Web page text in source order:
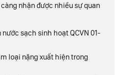
càng nhận được nhiều sự quan
sạch sinh hoạt QCVN 01-
loại nặng xuất hiện trong